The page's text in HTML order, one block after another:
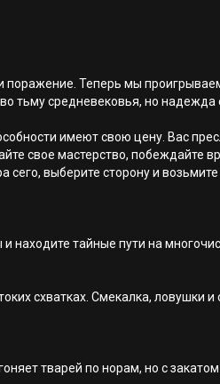
поражение. Теперь мы
тьму средневековья, но надежда
имеют свою цену. Вас
свое мастерство, побеждайте
выберите сторону и
тайные пути на
схватках. Смекалка,
тварей по норам, но с